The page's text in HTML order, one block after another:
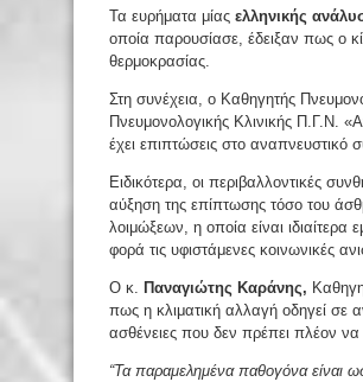
Τα ευρήματα μίας ελληνικής
οποία παρουσίασε, έδειξαν πως ο
θερμοκρασίας.
Στη συνέχεια, ο Καθηγητής
Πνευμονολογικής Κλινικής Π.Γ.Ν.
έχει επιπτώσεις στο αναπνευστικό
Ειδικότερα, οι περιβαλλοντικές
αύξηση της επίπτωσης τόσο του
λοιμώξεων, η οποία είναι
φορά τις υφιστάμενες κοινωνικές
Ο κ. Παναγιώτης Καράνης,
πως η κλιματική αλλαγή οδηγεί σε
ασθένειες που δεν πρέπει πλέον να
“Τα παραμελημένα παθογόνα είναι